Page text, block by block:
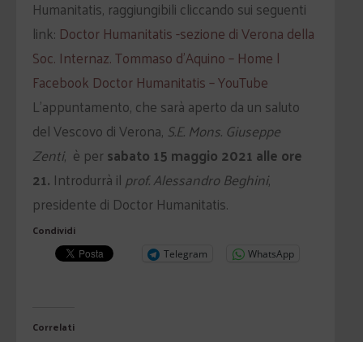
Humanitatis, raggiungibili cliccando sui seguenti
link: Doctor Humanitatis -sezione di Verona della
Soc. Internaz. Tommaso d’Aquino – Home |
Facebook Doctor Humanitatis – YouTube
L’appuntamento, che sarà aperto da un saluto
del Vescovo di Verona, S.E. Mons. Giuseppe
Zenti, è persabato 15 maggio 2021 alle ore
21. Introdurrà il prof. Alessandro Beghini,
presidente di Doctor Humanitatis.
Condividi
Telegram WhatsApp
Correlati